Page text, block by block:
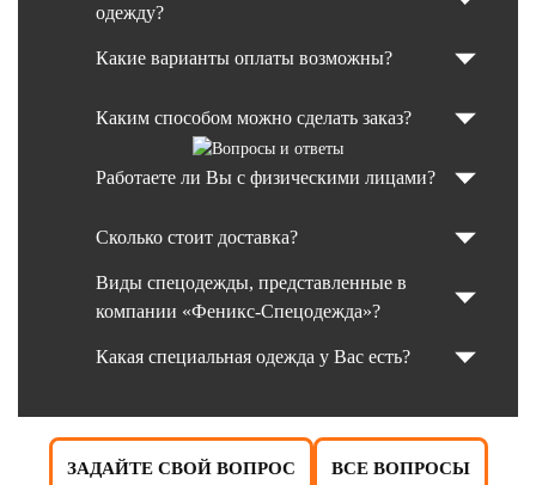
одежду?
Какие варианты оплаты возможны?
Каким способом можно сделать заказ?
Работаете ли Вы с физическими лицами?
Сколько стоит доставка?
Виды спецодежды, представленные в
компании «Феникс-Спецодежда»?
Какая специальная одежда у Вас есть?
ЗАДАЙТЕ СВОЙ ВОПРОС ВСЕ ВОПРОСЫ